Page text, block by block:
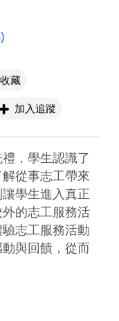
收藏
加入追蹤
，學生認識了
從事志工帶來
學生進入真正
的志工服務活
志工服務活動
與回饋，從而